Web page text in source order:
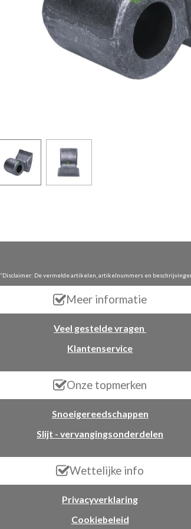
“Disclaimer: De vermelde artikelen, artikelnummers en
Meer informatie
Veel gestelde vragen
Klantenservice
Onze topmerken
Snoeigereedschappen
Slijt - vervangingsonderdelen
Wettelijke info
Privacyverklaring
Cookiebeleid